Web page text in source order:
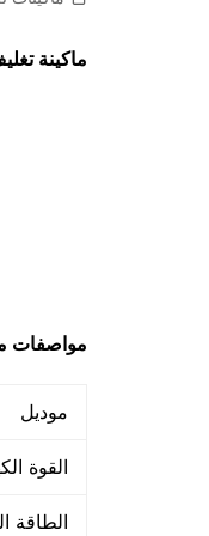
ماكينة تغليف
مواصفات
موديل
القوة
الطاقة